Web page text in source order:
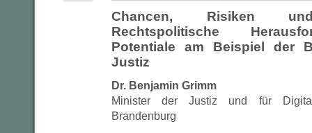
Chancen, Risiken
Rechtspolitische
Potentiale am Beispiel der
Justiz
Dr. Benjamin Grimm
Minister der Justiz und für
Brandenburg